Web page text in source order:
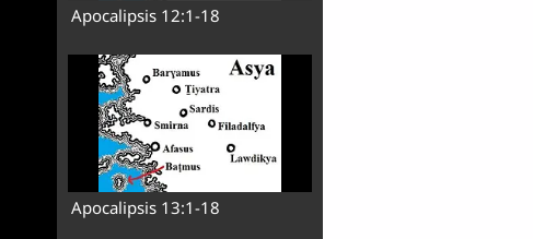
Apocalipsis 12:1-18
Apocalipsis 13:1-18